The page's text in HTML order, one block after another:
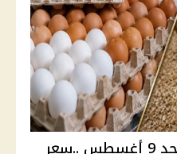
أسعار الدواجن اليوم الأحد 9 أغسطس ..سعر